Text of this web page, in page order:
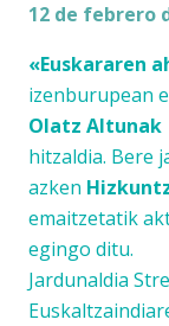
12 de febrero
«Euskararen
izenburupean
Olatz
hitzaldia. Bere
azken
emaitzetatik
egingo ditu.
Jardunaldia